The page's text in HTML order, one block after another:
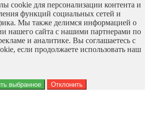
cookie для персонализации контента и
функций социальных сетей и
Мы также делимся информацией о
нашего сайта с нашими партнерами по
и аналитике. Вы соглашаетесь с
если продолжаете использовать наш
выбранное Отклонить